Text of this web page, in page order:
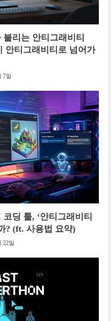
불리는 안티그래비티
안티그래비티로 넘어가
7일
딩 툴, ‘안티그래비티
? (ft. 사용법 요약)
22일